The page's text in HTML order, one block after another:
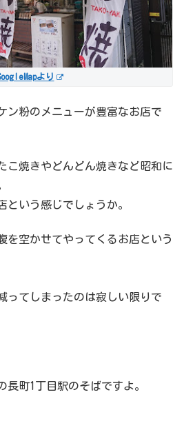
より
ン粉のメニューが豊富なお店で
こ焼きやどんどん焼きなど昭和に
という感じでしょうか。
を空かせてやってくるお店という
ってしまったのは寂しい限りで
長町1丁目駅のそばですよ。